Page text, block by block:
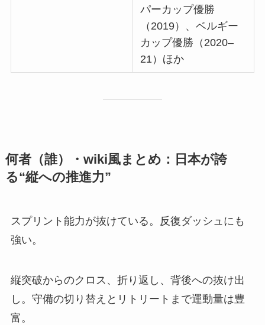
パーカップ優勝
（2019）、ベルギー
カップ優勝（2020–
21）ほか
何者（誰）・wiki風まとめ：日本が誇
る“縦への推進力”
スプリント能力が抜けている。反復ダッシュにも
強い。
縦突破からのクロス、折り返し、背後への抜け出
し。守備の切り替えとリトリートまで運動量は豊
富。